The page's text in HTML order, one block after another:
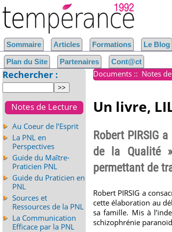
Documents :: Notes
Un livre,
Robert PIRSIG
de la Qualité
permettant de
Robert PIRSIG a
cette élaboration au
sa famille. Mis à
schizophrénie
Sommaire Articles Formations Le Blog
Plan du Site Partenaires Cont@ct
Rechercher :
Notes de Lecture
Au Coeur de l’Esprit
La PNL en
Perspectives
Guide du Maître-
Praticien PNL
Guide du Praticien en
PNL
Sources et
Ressources de la PNL
La Communication
Efficace par la PNL